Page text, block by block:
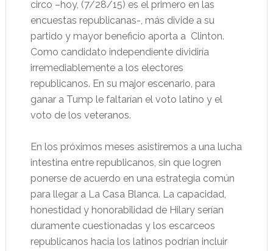
circo –hoy, (7/28/15) es el primero en las
encuestas republicanas-, más divide a su
partido y mayor beneficio aporta a Clinton.
Como candidato independiente dividiría
irremediablemente a los electores
republicanos. En su major escenario, para
ganar a Tump le faltarían el voto latino y el
voto de los veteranos.
En los próximos meses asistiremos a una lucha
intestina entre republicanos, sin que logren
ponerse de acuerdo en una estrategia común
para llegar a La Casa Blanca. La capacidad,
honestidad y honorabilidad de Hilary serían
duramente cuestionadas y los escarceos
republicanos hacia los latinos podrían incluir